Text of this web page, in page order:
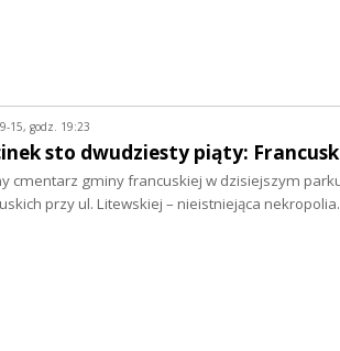
15, godz. 19:23
sto dwudziesty piąty:
cmentarz gminy francuskiej w dzisiejszym
przy ul. Litewskiej – nieistniejąca